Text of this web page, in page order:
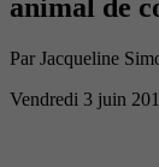
animal de
Par Jacqueline
Vendredi 3 juin